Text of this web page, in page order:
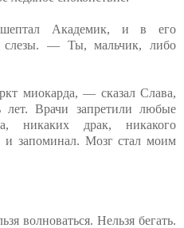
Академик, и в его
слезы. — Ты, мальчик, либо
миокарда, — сказал Слава,
Врачи запретили любые
никаких драк, никакого
и запоминал. Мозг стал моим
волноваться. Нельзя бегать.